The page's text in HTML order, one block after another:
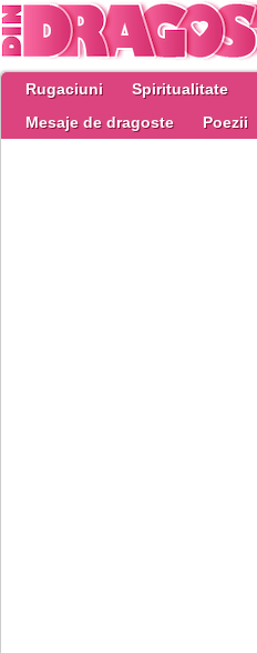
Rugaciuni Spiritualitate
Mesaje de dragoste
Poezii